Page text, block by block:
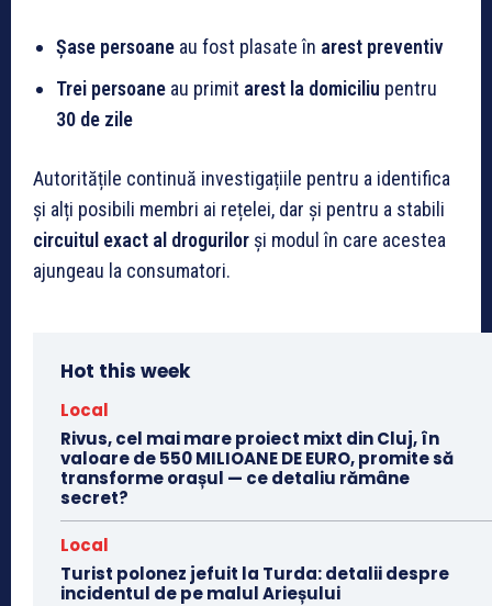
Șase persoane au fost plasate în arest preventiv
Trei persoane au primit arest la domiciliu pentru
30 de zile
Autoritățile continuă investigațiile pentru a identifica
și alți posibili membri ai rețelei, dar și pentru a stabili
circuitul exact al drogurilor și modul în care acestea
ajungeau la consumatori.
Hot this week
Local
Rivus, cel mai mare proiect mixt din Cluj, în
valoare de 550 MILIOANE DE EURO, promite să
transforme orașul — ce detaliu rămâne
secret?
Local
Turist polonez jefuit la Turda: detalii despre
incidentul de pe malul Arieșului